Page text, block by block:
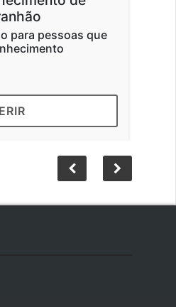
para pessoas que